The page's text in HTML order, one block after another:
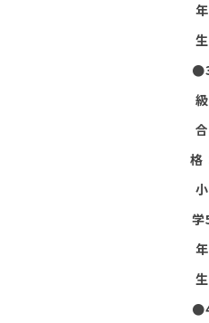
年
生
級
合
格
小
学
年
生